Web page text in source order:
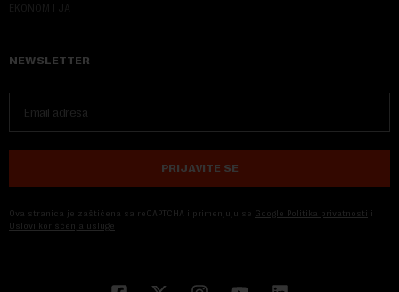
EKONOM I JA
NEWSLETTER
PRIJAVITE SE
Ova stranica je zaštićena sa reCAPTCHA i primenjuju se Google Politika privatnosti i
Uslovi korišćenja usluge